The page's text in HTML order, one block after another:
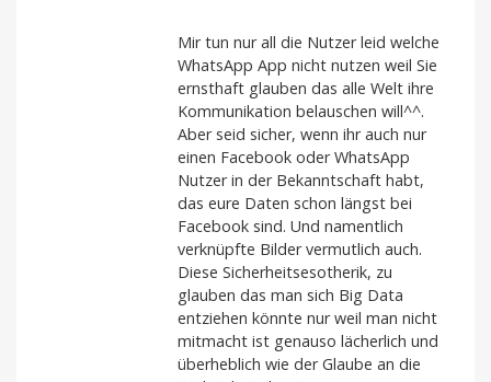
Mir tun nur all die Nutzer leid welche
WhatsApp App nicht nutzen weil Sie
ernsthaft glauben das alle Welt ihre
Kommunikation belauschen will^^.
Aber seid sicher, wenn ihr auch nur
einen Facebook oder WhatsApp
Nutzer in der Bekanntschaft habt,
das eure Daten schon längst bei
Facebook sind. Und namentlich
verknüpfte Bilder vermutlich auch.
Diese Sicherheitsesotherik, zu
glauben das man sich Big Data
entziehen könnte nur weil man nicht
mitmacht ist genauso lächerlich und
überheblich wie der Glaube an die